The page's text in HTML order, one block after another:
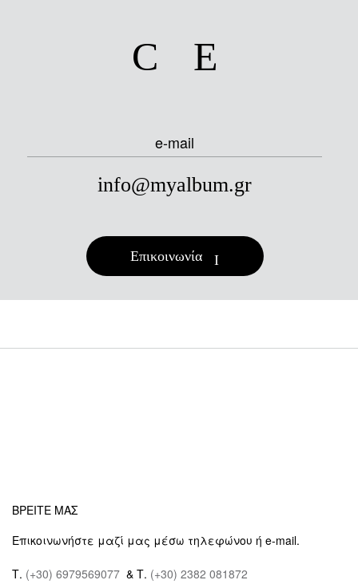
e-mail
info@myalbum.gr
Επικοινωνία
ΒΡΕΙΤΕ ΜΑΣ
Επικοινωνήστε μαζί μας μέσω τηλεφώνου ή e-mail.
Τ. (+30) 6979569077 & Τ. (+30) 2382 081872